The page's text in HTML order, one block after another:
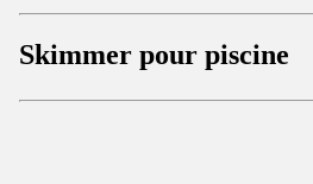
Skimmer pour piscine